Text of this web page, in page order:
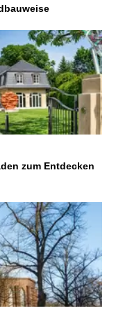
zum Entdecken